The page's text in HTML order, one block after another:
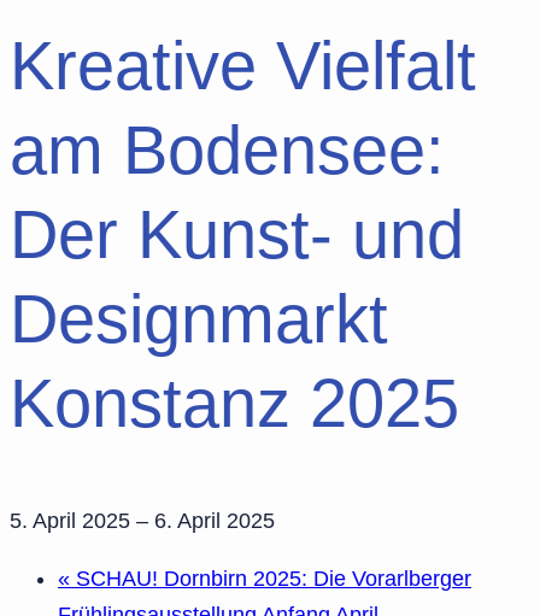
Kreative Vielfalt
am Bodensee:
Der Kunst- und
Designmarkt
Konstanz 2025
5. April 2025 – 6. April 2025
« SCHAU! Dornbirn 2025: Die Vorarlberger